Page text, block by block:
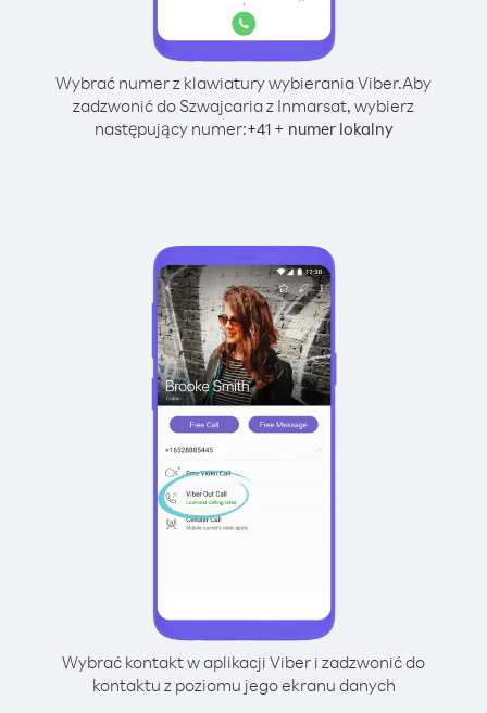
Wybrać numer z klawiatury wybierania Viber.Aby
zadzwonić do Szwajcaria z Inmarsat, wybierz
następujący numer:+41+ numer lokalny
Wybrać kontakt w aplikacji Viber i zadzwonić do
kontaktu z poziomu jego ekranu danych